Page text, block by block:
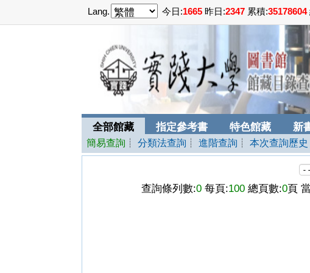
Lang. 今日:1665 昨日:2347 累積:35178604
全部館藏 指定參考書 特色館藏 新
簡易查詢 ┊分類法查詢 ┊進階查詢 ┊本次查詢歷史
查詢條列數:0每頁:100總頁數:0頁